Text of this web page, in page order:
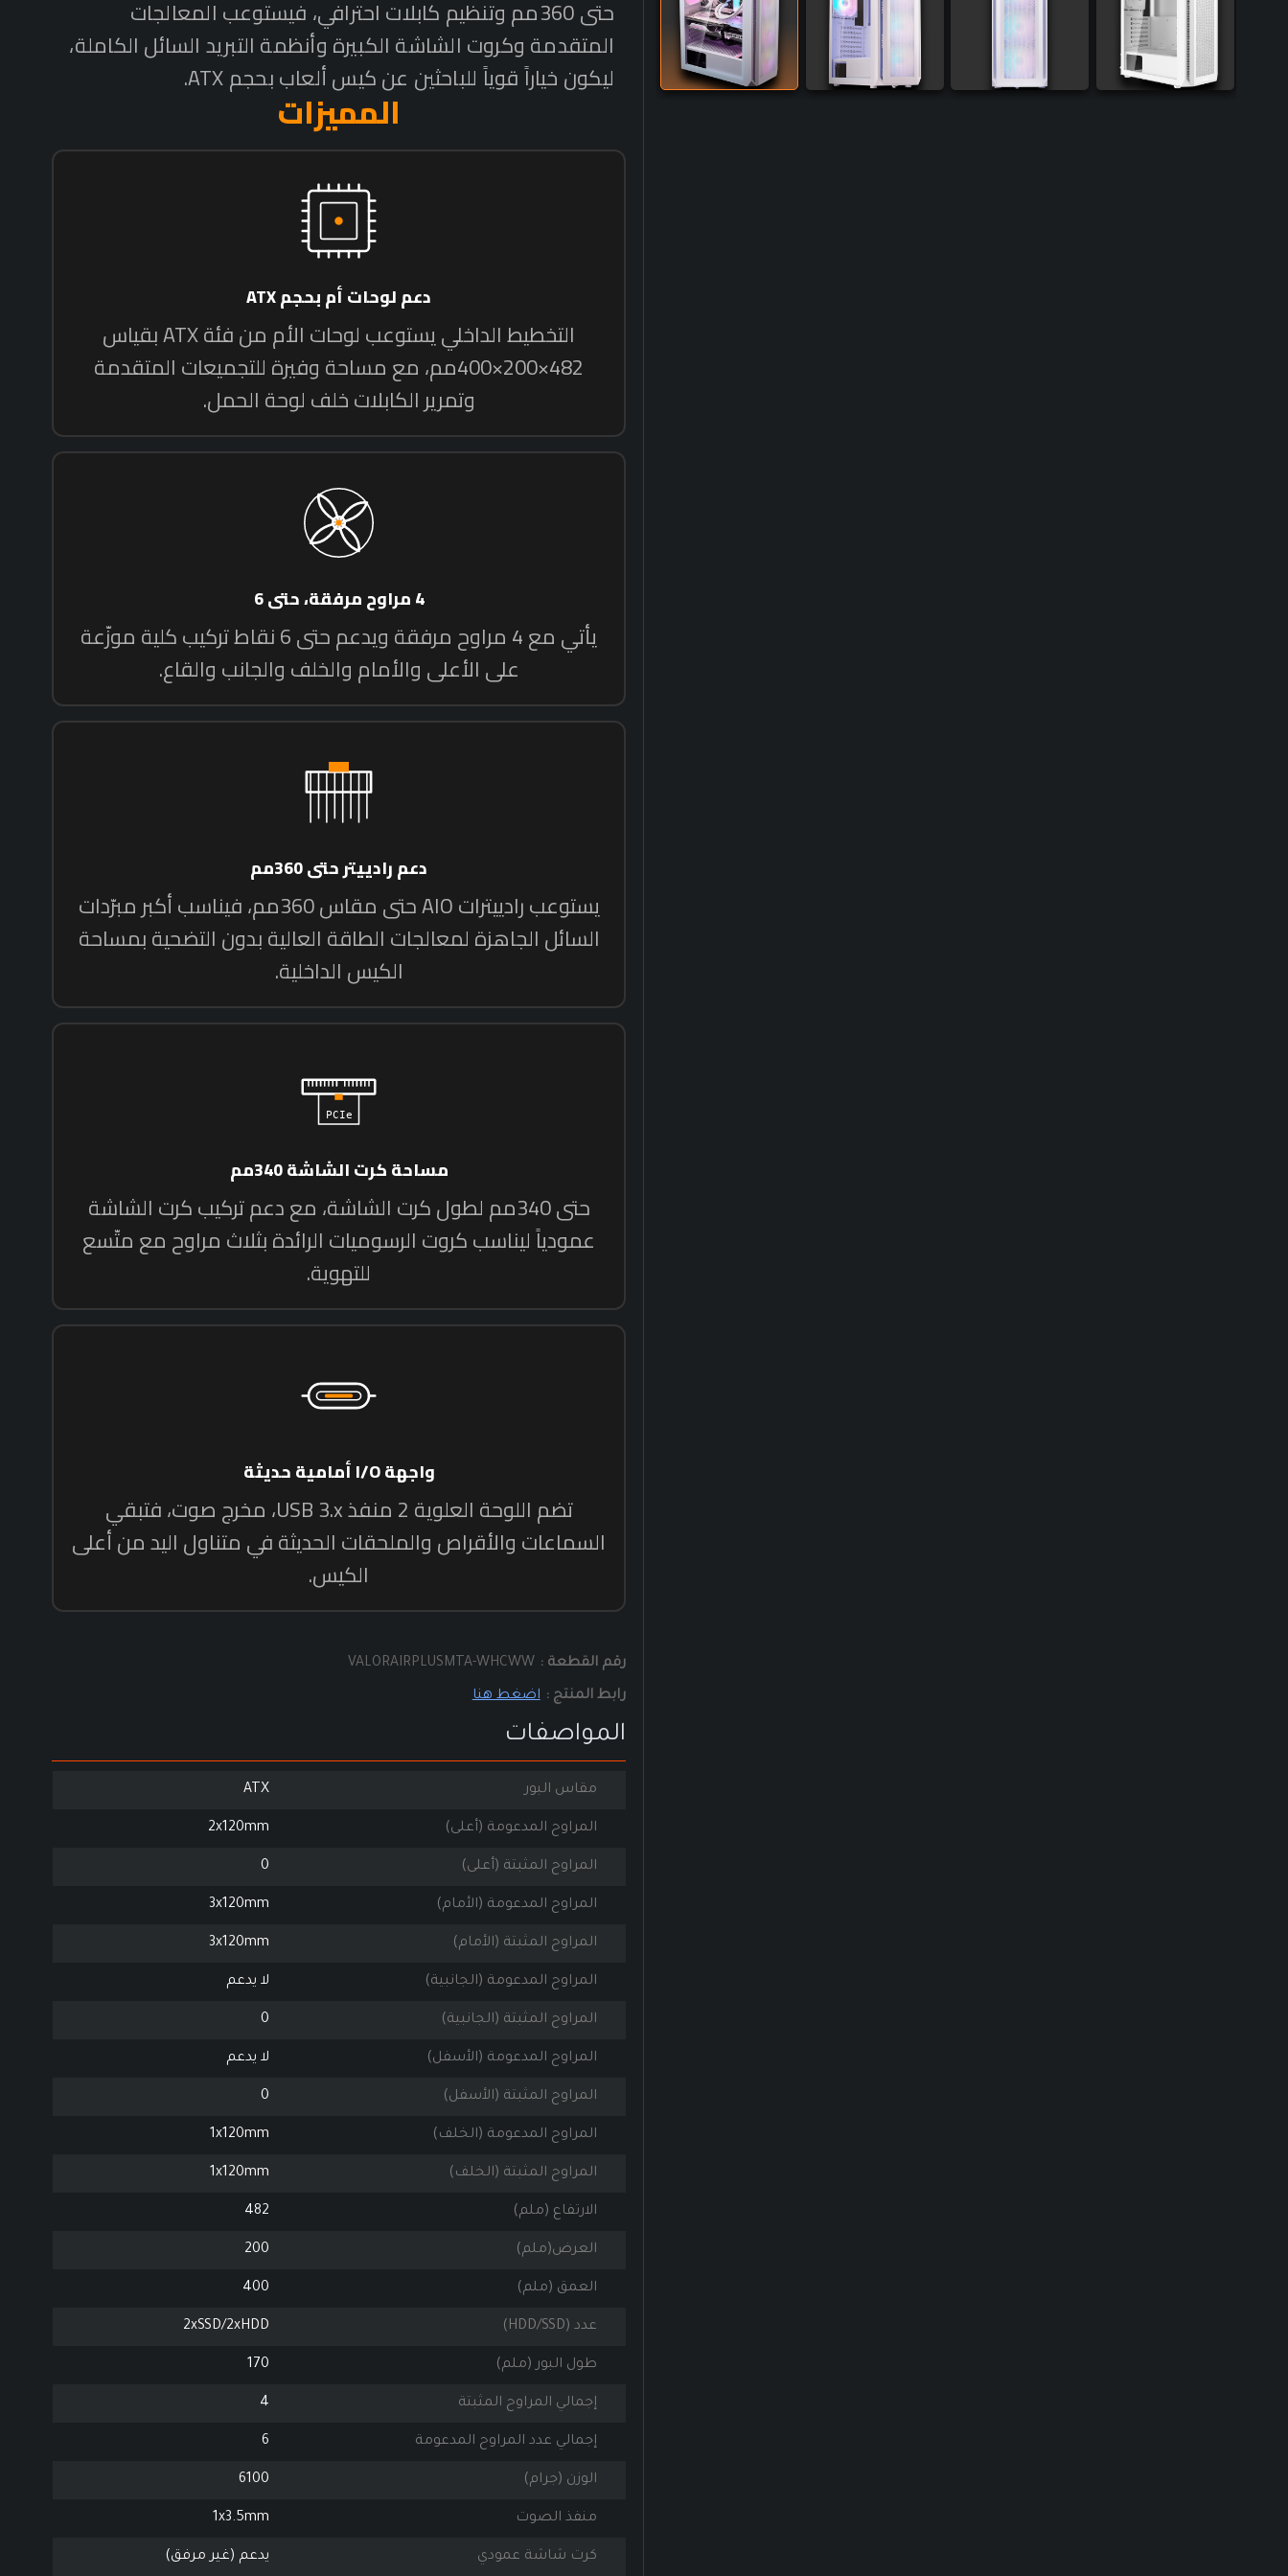
رقم القطعة : VALORAIRPLUSMTA-WHCWW
رابط المنتج : اضغط هنا
المواصفات
مقاس البور ATX
المراوح المدعومة (أعلى) 2x120mm
المراوح المثبتة (أعلى) 0
المراوح المدعومة (الأمام) 3x120mm
المراوح المثبتة (الأمام) 3x120mm
المراوح المدعومة (الجانبية) لا يدعم
المراوح المثبتة (الجانبية) 0
المراوح المدعومة (الأسفل) لا يدعم
المراوح المثبتة (الأسفل) 0
المراوح المدعومة (الخلف) 1x120mm
المراوح المثبتة (الخلف) 1x120mm
الارتفاع (ملم) 482
العرض(ملم) 200
العمق (ملم) 400
عدد (HDD/SSD) 2xSSD/2xHDD
طول البور (ملم) 170
إجمالي المراوح المثبتة 4
إجمالي عدد المراوح المدعومة 6
الوزن (جرام) 6100
منفذ الصوت 1x3.5mm
كرت شاشة عمودي يدعم (غير مرفق)